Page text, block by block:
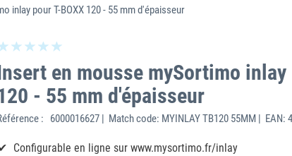
inlay pour T-BOXX 120 - 55 mm d'épaisseur
en mousse mySortimo inlay
- 55 mm d'épaisseur
: 6000016627 | Match code: MYINLAY TB120 55MM | EAN:
Configurable en ligne sur www.mysortimo.fr/inlay